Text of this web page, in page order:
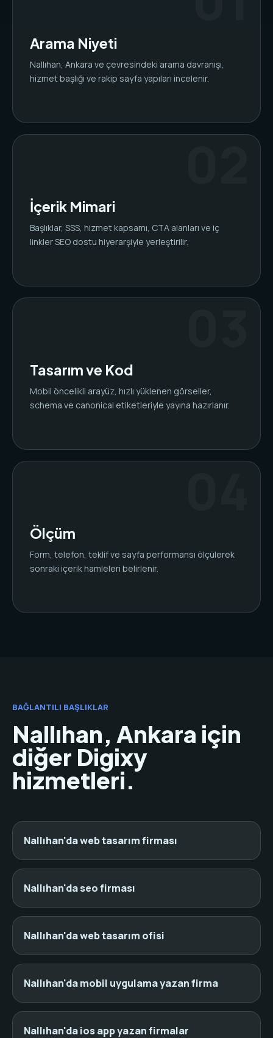
Arama Niyeti
Nallıhan, Ankara ve çevresindeki arama davranışı,
hizmet başlığı ve rakip sayfa yapıları incelenir.
İçerik Mimari
Başlıklar, SSS, hizmet kapsamı, CTA alanları ve iç
linkler SEO dostu hiyerarşiyle yerleştirilir.
Tasarım ve Kod
Mobil öncelikli arayüz, hızlı yüklenen görseller,
schema ve canonical etiketleriyle yayına hazırlanır.
Ölçüm
Form, telefon, teklif ve sayfa performansı ölçülerek
sonraki içerik hamleleri belirlenir.
BAĞLANTILI BAŞLIKLAR
Nallıhan, Ankara için
diğer Digixy
hizmetleri.
Nallıhan'da web tasarım firması
Nallıhan'da seo firması
Nallıhan'da web tasarım ofisi
Nallıhan'da mobil uygulama yazan firma
Nallıhan'da ios app yazan firmalar